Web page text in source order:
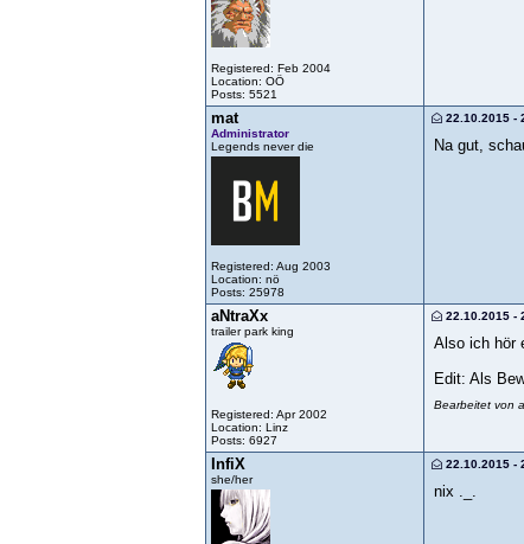
Registered: Feb 2004
Location: OÖ
Posts: 5521
mat
Administrator
Legends never die
Registered: Aug 2003
Location: nö
Posts: 25978
22.10.2015 -
Na gut,
aNtraXx
trailer park king
Registered: Apr 2002
Location: Linz
Posts: 6927
22.10.2015 -
Also ich hör
Edit: Als
Bearbeitet von
InfiX
she/her
22.10.2015 -
nix ._.